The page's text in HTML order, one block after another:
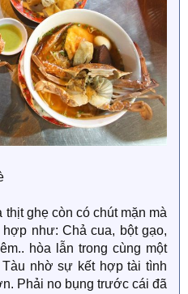
ghẹ còn có chút mặn mà
như: Chả cua, bột gạo,
hòa lẫn trong cùng một
nhờ sự kết hợp tài tình
Phải no bụng trước cái đã